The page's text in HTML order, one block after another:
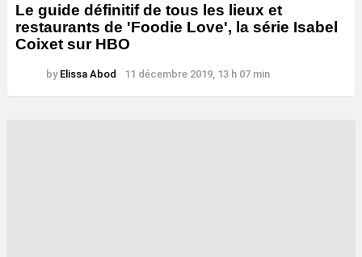
Le guide définitif de tous les lieux et
restaurants de 'Foodie Love', la série Isabel
Coixet sur HBO
by Elissa Abod 11 décembre 2019, 13 h 07 min